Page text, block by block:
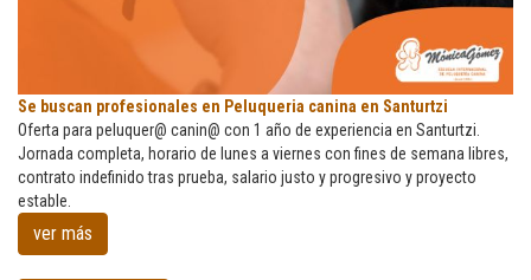
Se
buscan
profesionales
en
Peluqueria
Se buscan profesionales en Peluqueria canina en Santurtzi
Oferta para peluquer@ canin@ con 1 año de experiencia en Santurtzi.
Jornada completa, horario de lunes a viernes con fines de semana libres,
contrato indefinido tras prueba, salario justo y progresivo y proyecto
estable.
ver más